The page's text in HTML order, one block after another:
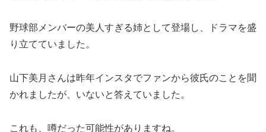
野球部メンバーの美人すぎる姉として登場し、ドラマを盛
り立てていました。
山下美月さんは昨年インスタでファンから彼氏のことを聞
かれましたが、いないと答えていました。
これも、噂だった可能性がありますね。